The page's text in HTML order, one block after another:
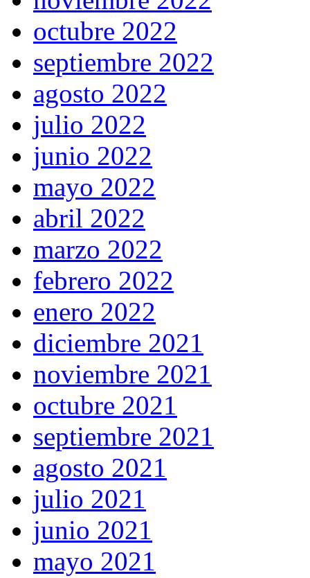
octubre 2022
septiembre 2022
agosto 2022
julio 2022
junio 2022
mayo 2022
abril 2022
marzo 2022
febrero 2022
enero 2022
diciembre 2021
noviembre 2021
octubre 2021
septiembre 2021
agosto 2021
julio 2021
junio 2021
mayo 2021